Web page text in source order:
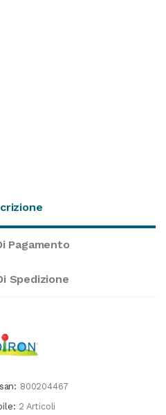
Pagamento
Spedizione
800204467
2 Articoli